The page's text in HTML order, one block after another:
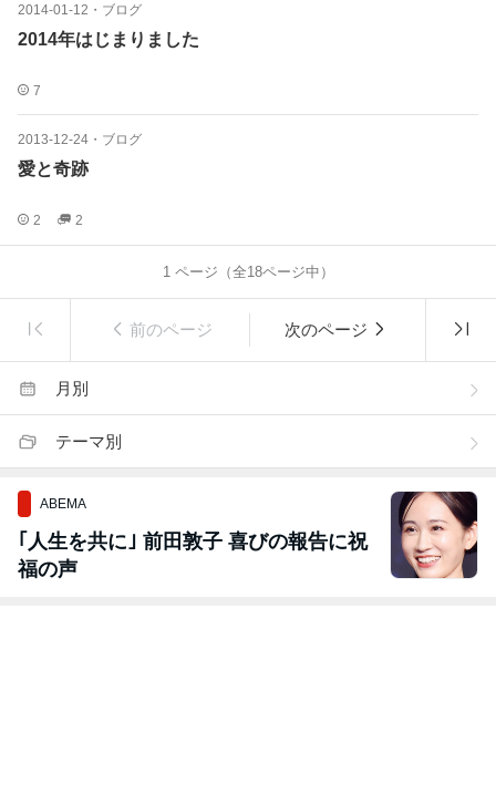
2014-01-12 ・ ブログ
2014年はじまりました
7
2013-12-24 ・ ブログ
愛と奇跡
2 2
1ページ（全18ページ中）
前のページ 次のページ
月別
テーマ別
ABEMA
｢人生を共に｣ 前田敦子 喜びの報告に祝
福の声